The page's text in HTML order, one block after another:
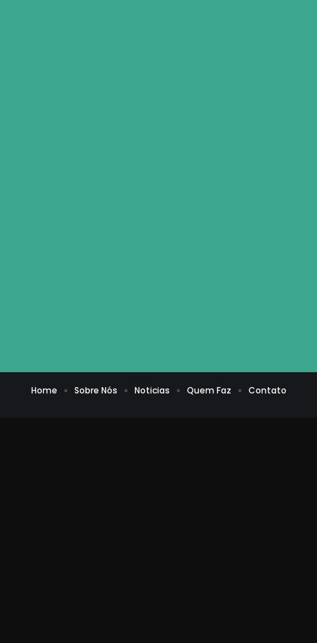
Home Sobre Nós Noticias Quem Faz Contato